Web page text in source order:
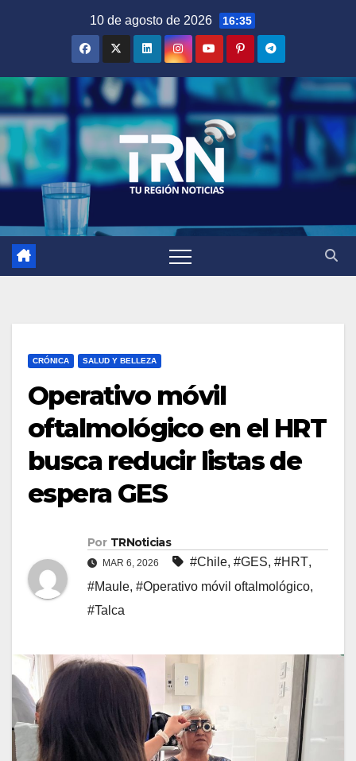
10 de agosto de 2026 16:35
CRÓNICA SALUD Y BELLEZA
Operativo móvil
oftalmológico en el HRT
busca reducir listas de
espera GES
Por TRNoticias
MAR 6, 2026 #Chile, #GES, #HRT,
#Maule, #Operativo móvil oftalmológico,
#Talca